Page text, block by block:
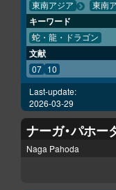
東南アジア 東南
キーワード
蛇・龍・ドラゴン
文献
07 10
Last-update:
2026-03-29
ナーガ・パホー
Naga Pahoda